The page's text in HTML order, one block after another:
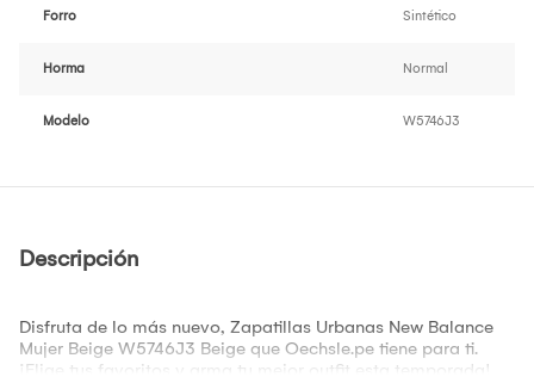
Forro Sintético
Horma Normal
Modelo W5746J3
Descripción
Disfruta de lo más nuevo, Zapatillas Urbanas New Balance
Mujer Beige W5746J3 Beige que Oechsle.pe tiene para ti.
¡Elige tus favoritos y arma tu mejor outfit esta temporada!